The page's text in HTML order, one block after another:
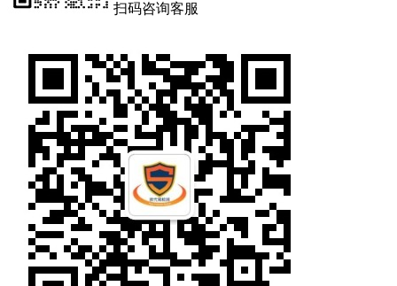
扫码咨询客服